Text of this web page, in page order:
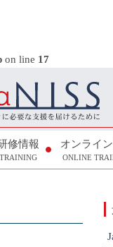
on line 17
修情報
TRAINING
オンライ
ONLINE